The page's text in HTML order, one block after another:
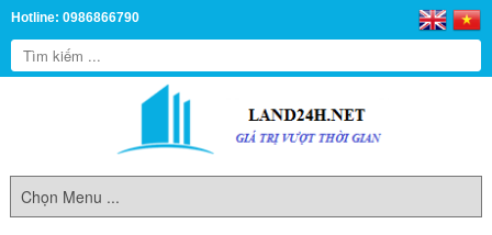
Hotline: 0986866790